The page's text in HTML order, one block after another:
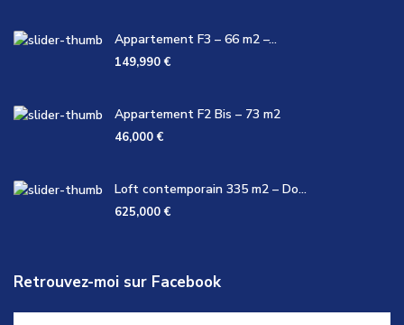
Appartement F3 – 66 m2 –...
149,990 €
Appartement F2 Bis – 73 m2
46,000 €
Loft contemporain 335 m2 – Do...
625,000 €
Retrouvez-moi sur Facebook